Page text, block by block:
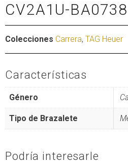
CV2A1U-BA0738
Colecciones Carrera, TAG Heuer
Características
Género
Tipo de Brazalete
Podría interesarle